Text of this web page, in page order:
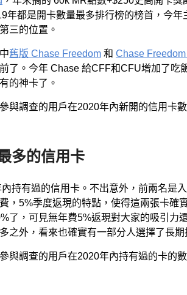
年都是開卡數量最多排行榜的榜首，今
三的位置。
舊版 Chase Freedom 和 Chase
了。今年 Chase 給CFF和CFU增加了吃
的神卡了。
與調查的用戶在2020年內新開的信用卡
多的信用卡
持有過的信用卡。不出意外，前兩名是
，5%季度返現的特點，使得這兩張卡確
了，可見無年費5%返現對大家的吸引力
之外，看來也確實有一部分人選擇了長期
與調查的用戶在2020年內持有過的卡的